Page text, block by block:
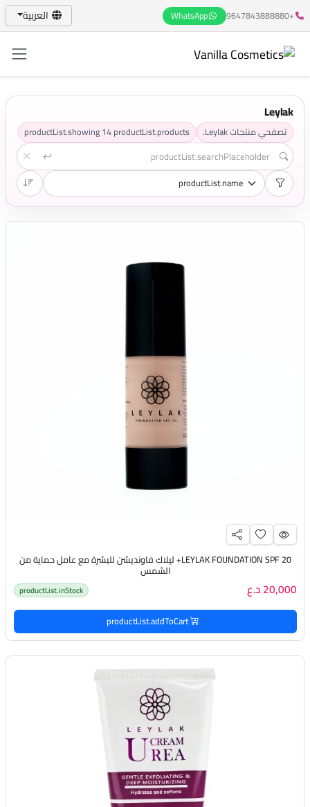
+9647843888880
WhatsApp العربية
Leylak
تصفحي منتجات Leylak. productList.showing14productList.products
LEYLAK FOUNDATION SPF 20+ ليلاك فاونديشن للبشرة مع عامل حماية من
الشمس
20,000 د.ع productList.inStock
productList.addToCart